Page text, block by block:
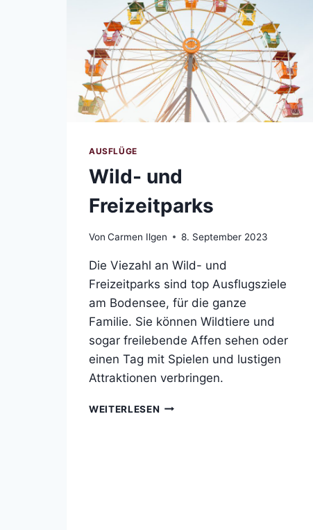
AUSFLÜGE
Wild- und
Freizeitparks
Von Carmen Ilgen 8. September 2023
Die Viezahl an Wild- und
Freizeitparks sind top Ausflugsziele
am Bodensee, für die ganze
Familie. Sie können Wildtiere und
sogar freilebende Affen sehen oder
einen Tag mit Spielen und lustigen
Attraktionen verbringen.
WEITERLESENWILD-